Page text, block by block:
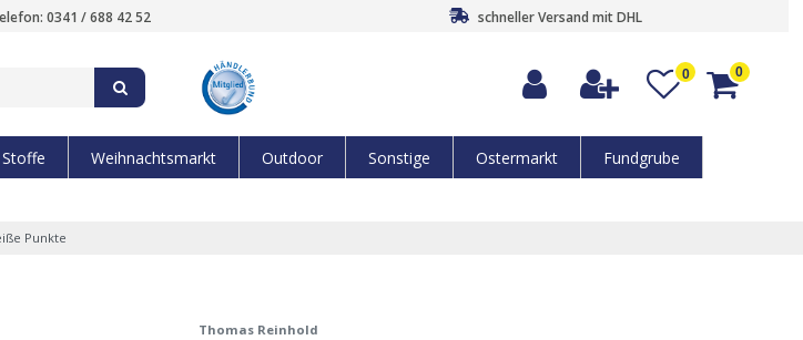
0341 / 688 42 52 schneller Versand mit DHL
0 0
Stoffe Weihnachtsmarkt Outdoor Sonstige Ostermarkt
Fundgrube
Punkte
Thomas Reinhold